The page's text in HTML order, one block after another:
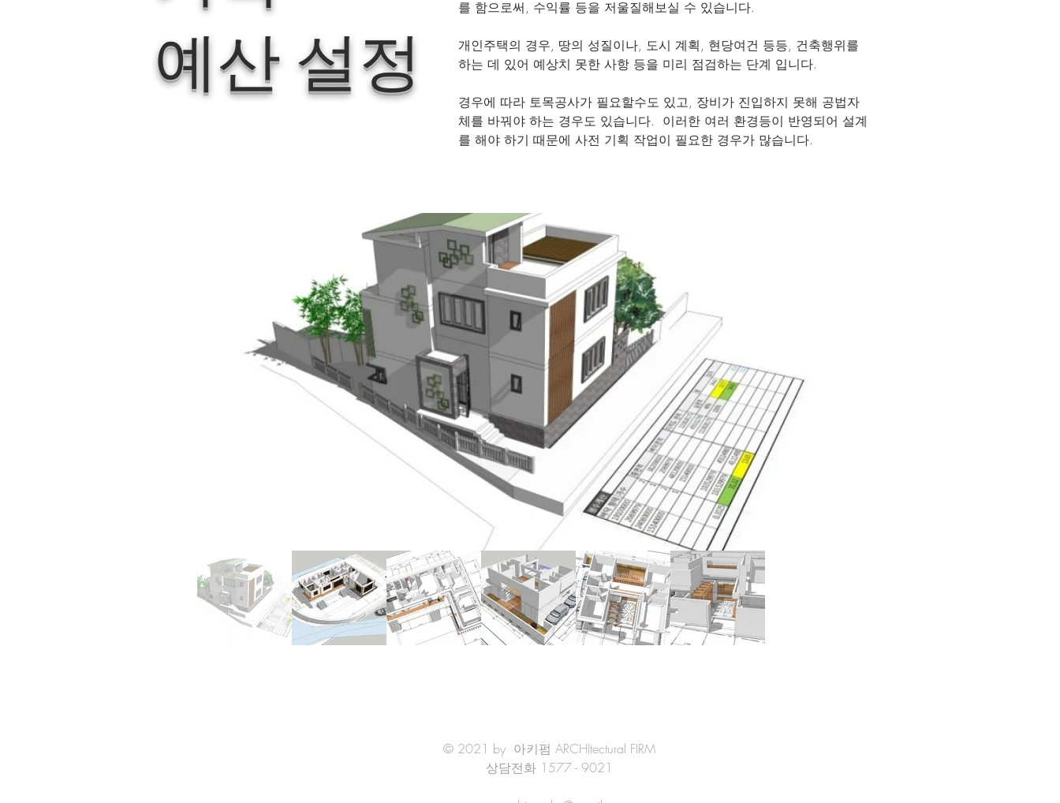
예산 설정
를 함으로써, 수익률 등을 저울질해보실 수 있습니다.
​​개인주택의 경우, 땅의 성질이나, 도시 계획, 현당여건 등등, 건축행위를
하는 데 있어 예상치 못한 사항 등을 미리 점검하는 단계 입니다.
경우에 따라 토목공사가 필요할수도 있고, 장비가 진입하지 못해 공법자
체를 바꿔야 하는 경우도 있습니다. 이러한 여러 환경등이 반영되어 설계
를 해야 하기 때문에 사전 기획 작업이 필요한 경우가 많습니다. ​
© 2021 by 아키펌 ARCHItectural FIRM
상담전화 1577 - 9021